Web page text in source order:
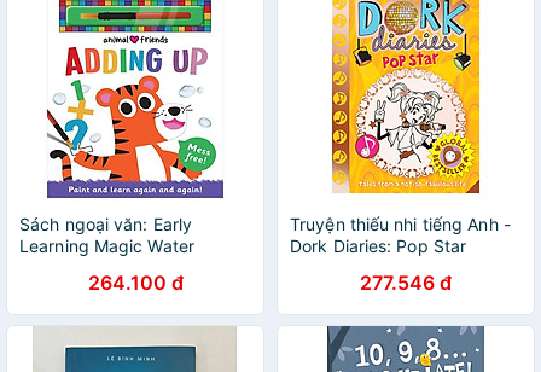
Sách ngoại văn: Early
Learning Magic Water
Adding Up264.100 đ
Truyện thiếu nhi tiếng Anh -
Dork Diaries: Pop Star
277.546 đ